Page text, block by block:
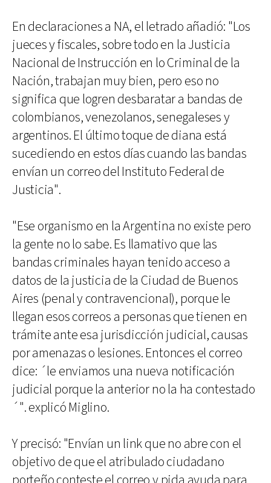
En declaraciones a NA, el letrado añadió: "Los
jueces y fiscales, sobre todo en la Justicia
Nacional de Instrucción en lo Criminal de la
Nación, trabajan muy bien, pero eso no
significa que logren desbaratar a bandas de
colombianos, venezolanos, senegaleses y
argentinos. El último toque de diana está
sucediendo en estos días cuando las bandas
envían un correo del Instituto Federal de
Justicia".
"Ese organismo en la Argentina no existe pero
la gente no lo sabe. Es llamativo que las
bandas criminales hayan tenido acceso a
datos de la justicia de la Ciudad de Buenos
Aires (penal y contravencional), porque le
llegan esos correos a personas que tienen en
trámite ante esa jurisdicción judicial, causas
por amenazas o lesiones. Entonces el correo
dice: ´le enviamos una nueva notificación
judicial porque la anterior no la ha contestado
´". explicó Miglino.
Y precisó: "Envían un link que no abre con el
objetivo de que el atribulado ciudadano